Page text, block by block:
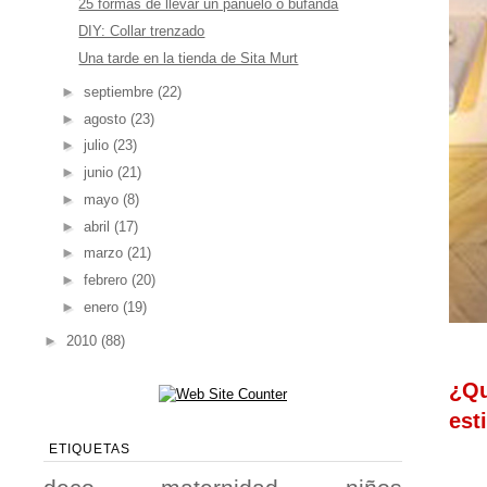
25 formas de llevar un pañuelo o bufanda
DIY: Collar trenzado
Una tarde en la tienda de Sita Murt
► septiembre (22)
► agosto (23)
► julio (23)
► junio (21)
► mayo (8)
► abril (17)
► marzo (21)
► febrero (20)
► enero (19)
► 2010 (88)
ETIQUETAS